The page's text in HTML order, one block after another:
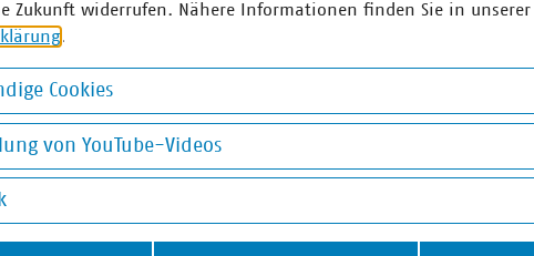
Zukunft widerrufen. Nähere Informationen finden Sie in unserer
.
Cookies
Cookies
von YouTube-Videos
von YouTube-Videos